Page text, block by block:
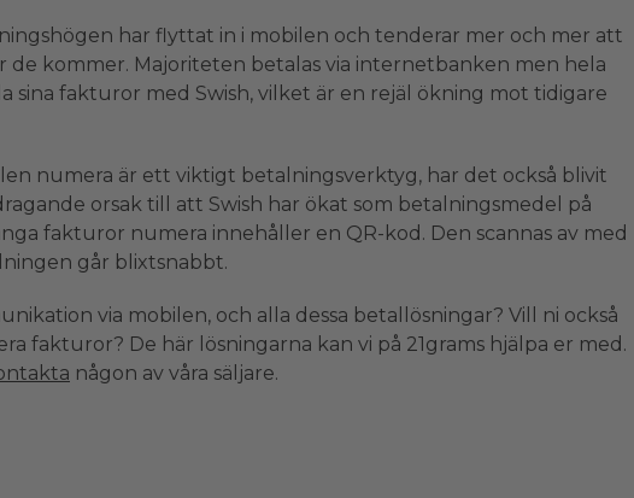
har flyttat in i mobilen och tenderar mer och mer att
de kommer. Majoriteten betalas via internetbanken men hela
sina fakturor med Swish, vilket är en rejäl ökning mot tidigare
numera är ett viktigt betalningsverktyg, har det också blivit
orsak till att Swish har ökat som betalningsmedel på
fakturor numera innehåller en QR-kod. Den scannas av med
går blixtsnabbt.
via mobilen, och alla dessa betallösningar? Vill ni också
fakturor? De här lösningarna kan vi på 21grams hjälpa er med.
någon av våra säljare.